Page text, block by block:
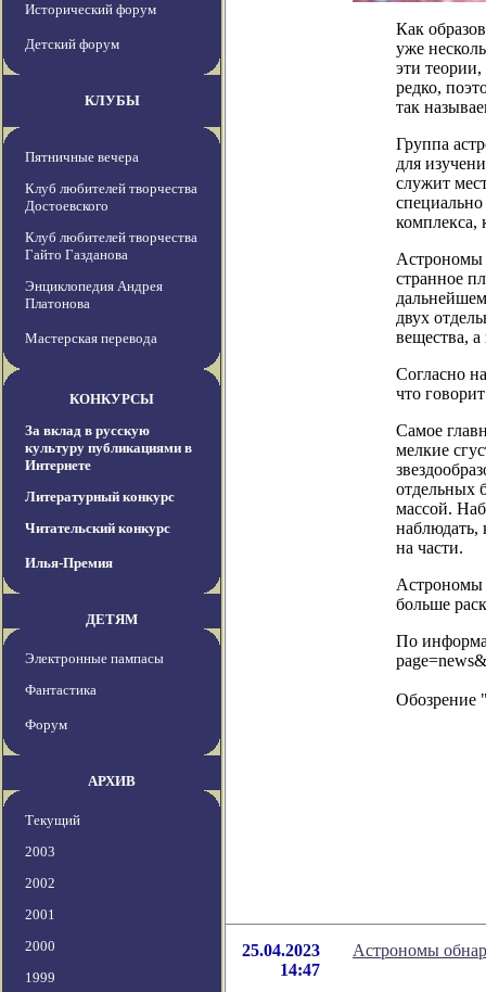
Исторический форум
Детский форум
КЛУБЫ
Пятничные вечера
Клуб любителей творчества
Достоевского
Клуб любителей творчества
Гайто Газданова
Энциклопедия Андрея
Платонова
Мастерская перевода
КОНКУРСЫ
За вклад в русскую
культуру публикациями в
Интернете
Литературный конкурс
Читательский конкурс
Илья-Премия
ДЕТЯМ
Электронные пампасы
Фантастика
Форум
АРХИВ
Текущий
2003
2002
2001
2000
1999
Как
уже
эти
редко,
так
Группа
для
служит
комплекса,
Астрономы
странное
двух
вещества,
Согласно
что
Самое
мелкие
отдельных
массой.
наблюдать,
на части.
Астрономы
больше
По
Обозрение
25.04.2023
14:47
Астрономы